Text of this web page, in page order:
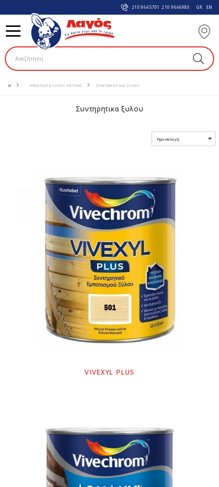
210 9645701 210 9646980 GR EN
ΠΡΟΣΤΑΣΙΑ ΞΥΛΟΥ-ΠΕΤΡΑΣ ΣΥΝΤΗΡΗΤΙΚΑ ΞΥΛΟΥ
συντηρητικα ξυλου
VIVEXYL PLUS